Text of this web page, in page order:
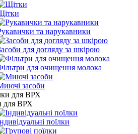
та нарукавники
для догляду за шкірою
для очищення молока
засоби
для ВРХ
поїлки